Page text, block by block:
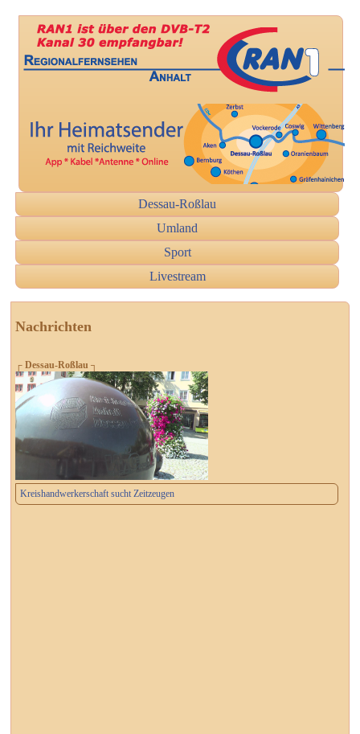
Dessau-Roßlau
Umland
Sport
Livestream
Nachrichten
┌ Dessau-Roßlau ┐
Kreishandwerkerschaft sucht Zeitzeugen